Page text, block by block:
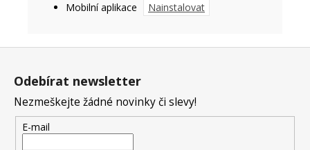
Mobilní aplikace
Nainstalovat
Odebírat newsletter
Nezmeškejte žádné novinky či slevy!
E-mail